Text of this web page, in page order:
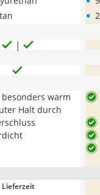
•
warm
Halt durch
Lieferzeit